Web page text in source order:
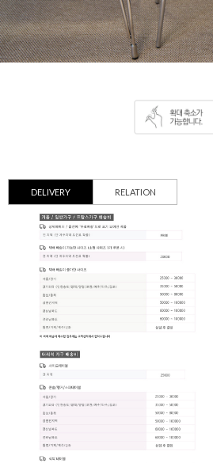
DELIVERY RELATION